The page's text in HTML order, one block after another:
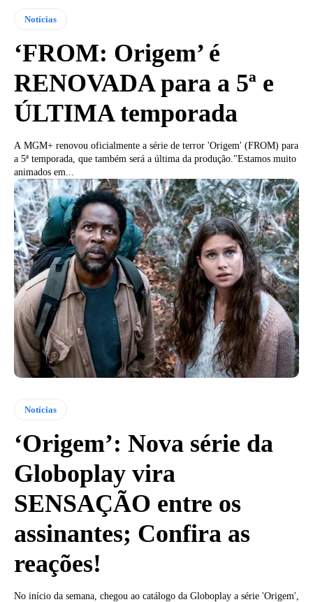
Notícias
‘FROM: Origem’ é
RENOVADA para a 5ª e
ÚLTIMA temporada
A MGM+ renovou oficialmente a série de terror 'Origem' (FROM) para
a 5ª temporada, que também será a última da produção."Estamos muito
animados em...
Notícias
‘Origem’: Nova série da
Globoplay vira
SENSAÇÃO entre os
assinantes; Confira as
reações!
No início da semana, chegou ao catálogo da Globoplay a série 'Origem',